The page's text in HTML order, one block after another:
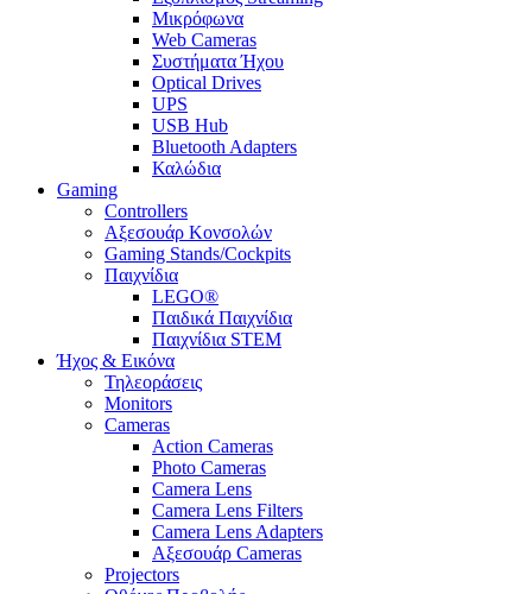
Μικρόφωνα
Web Cameras
Συστήματα Ήχου
Optical Drives
UPS
USB Hub
Bluetooth Adapters
Καλώδια
Gaming
Controllers
Αξεσουάρ Κονσολών
Gaming Stands/Cockpits
Παιχνίδια
LEGO®
Παιδικά Παιχνίδια
Παιχνίδια STEM
Ήχος & Εικόνα
Τηλεοράσεις
Monitors
Cameras
Action Cameras
Photo Cameras
Camera Lens
Camera Lens Filters
Camera Lens Adapters
Αξεσουάρ Cameras
Projectors